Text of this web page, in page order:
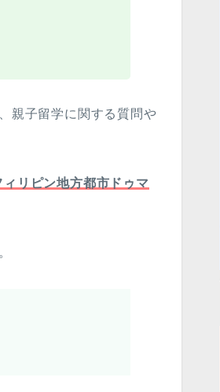
親子留学に関する質問や
ィリピン地方都市ドゥマ